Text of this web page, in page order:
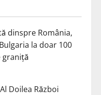
dinspre România,
la doar 100
graniță
Doilea Război